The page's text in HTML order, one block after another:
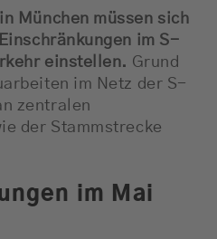
München müssen sich
im S-
einstellen. Grund
im Netz der S-
zentralen
der Stammstrecke
im Mai